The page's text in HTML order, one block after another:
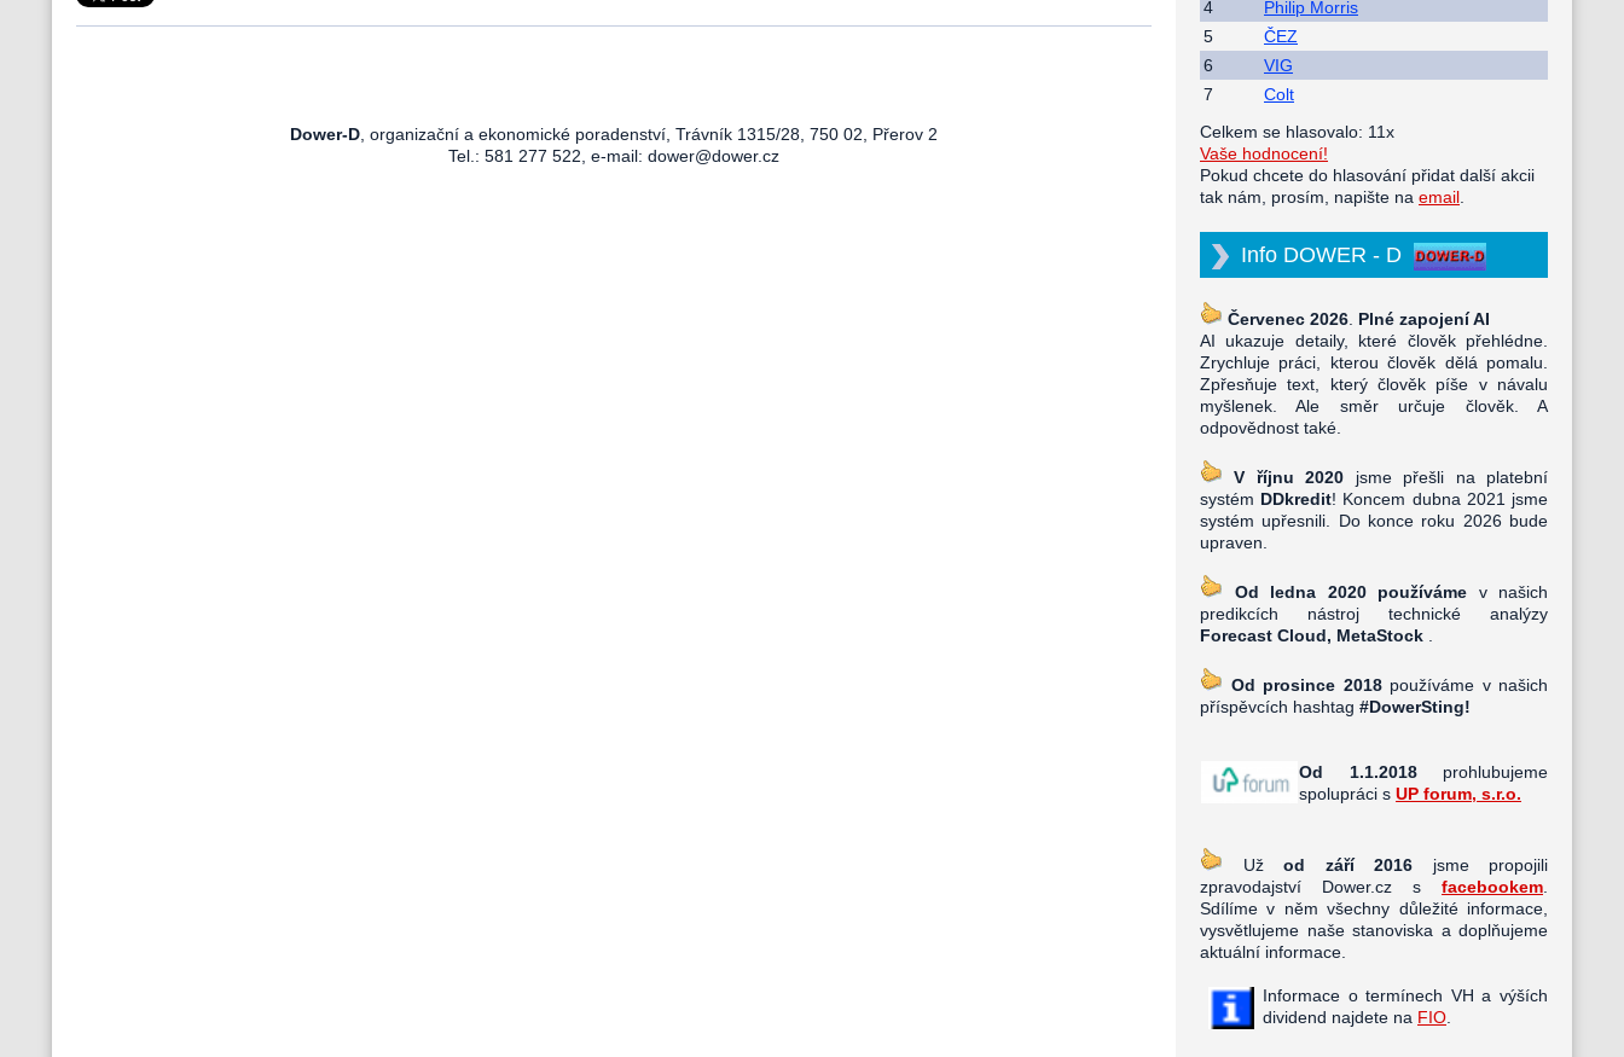
Dower-D , organizační a ekonomické poradenství, Trávník 1315/28, 750 02, Přerov 2
Tel.: 581 277 522, e-mail: dower@dower.cz
4
Philip Morris
5
ČEZ
6
VIG
7
Colt
Celkem se hlasovalo: 11x
Vaše hodnocení!
Pokud chcete do hlasování přidat další akcii
tak nám, prosím, napište na email
Info DOWER - D
Červenec 2026 Plné zapojení AI
AI ukazuje detaily, které člověk přehlédne.
Zrychluje práci, kterou člověk dělá pomalu.
Zpřesňuje text, který člověk píše v návalu
myšlenek. Ale směr určuje člověk. A
odpovědnost také.
V říjnu 2020 jsme přešli na platební
systém DDkredit! Koncem dubna 2021 jsme
systém upřesnili. Do konce roku 2026 bude
upraven.
Od ledna 2020 používáme v našich
predikcích nástroj technické analýzy
Forecast Cloud, MetaStock
Od prosince 2018používáme v našich
příspěvcích hashtag #DowerSting!
Od 1.1.2018prohlubujeme
spolupráci s UP forum, s.r.o.
Už od září 2016 jsme propojili
zpravodajství Dower.cz s facebookem
Sdílíme v něm všechny důležité informace,
vysvětlujeme naše stanoviska a doplňujeme
aktuální informace.
Informace o termínech VH a výších
dividend najdete na FIO